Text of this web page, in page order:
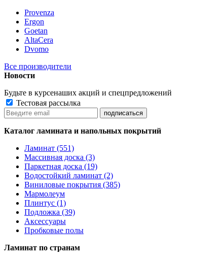
Provenza
Ergon
Goetan
AltaСera
Dvomo
Все производители
Новости
Будьте в курсенаших акций и спецпредложений
Тестовая рассылка
Каталог ламината и напольных покрытий
Ламинат (551)
Массивная доска (3)
Паркетная доска (19)
Водостойкий ламинат (2)
Виниловые покрытия (385)
Мармолеум
Плинтус (1)
Подложка (39)
Аксессуары
Пробковые полы
Ламинат по странам